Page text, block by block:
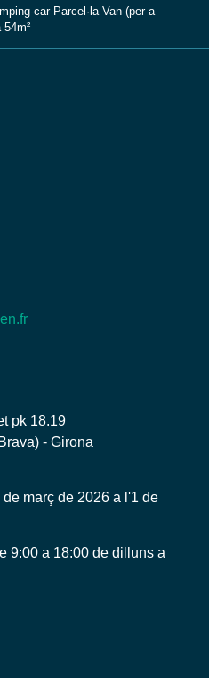
car Parcel·la Van (per a
pk 18.19
- Girona
març de 2026 a l'1 de
9:00 a 18:00 de dilluns a